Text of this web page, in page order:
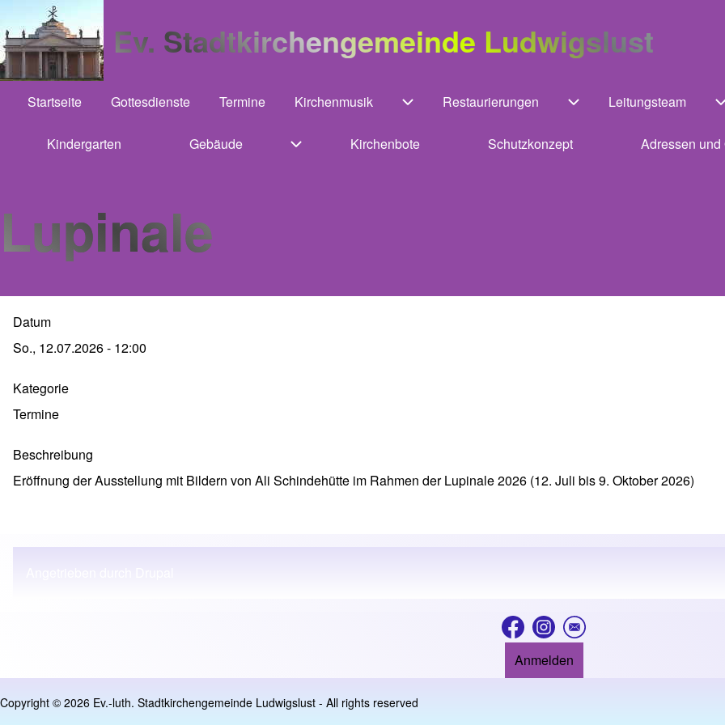
Ev. Stadtkirchengemeinde Ludwigslust
Hauptnavigation
Startseite Gottesdienste Termine Kirchenmusik
Unternavigation von Kirchenmusik
Restaurierungen
Unternavigation von
Leitungsteam
Kindergarten(opens in new tab)Gebäude Kirchenbote Schutzkonzept Adressen
Lupinale
Datum
So., 12.07.2026 - 12:00
Kategorie
Termine
Beschreibung
Eröffnung derAusstellung mit Bildern von Ali Schindehütte im Rahmen der Lupinale 2026 (12. Juli bis 9. Oktober 2026)
User account menu
Anmelden
Copyright © 2026 Ev.-luth. Stadtkirchengemeinde Ludwigslust - All rights reserved